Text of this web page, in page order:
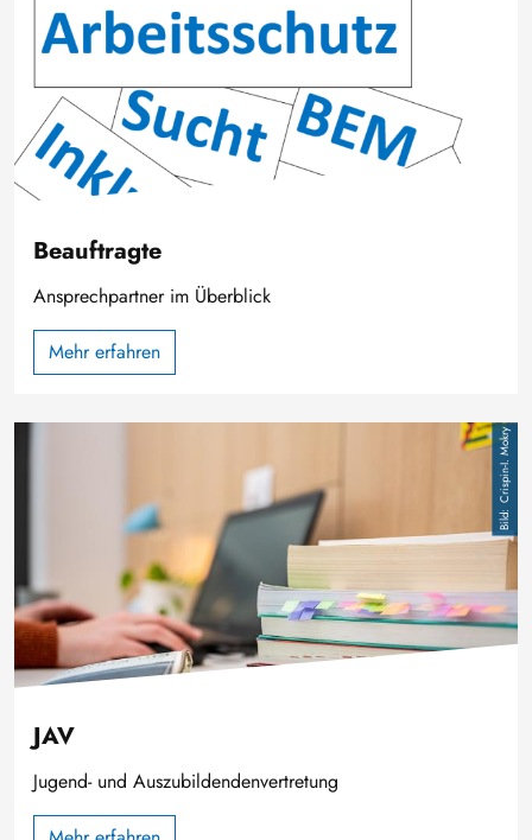
Beauftragte
Ansprechpartner im Überblick
Mehr erfahren
Crispin-I. Mokry
JAV
Jugend- und Auszubildendenvertretung